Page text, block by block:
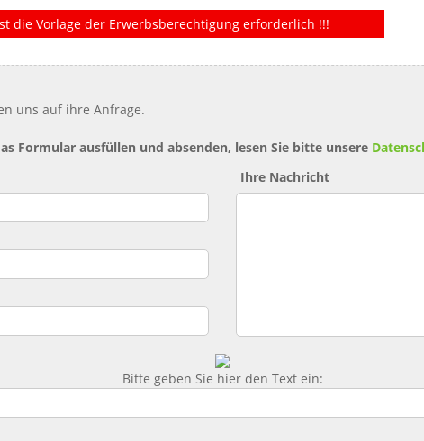
die Vorlage der Erwerbsberechtigung erforderlich !!!
uns auf ihre Anfrage.
Formular ausfüllen und absenden, lesen Sie bitte unsere
Ihre Nachricht
Bitte geben Sie hier den Text ein: